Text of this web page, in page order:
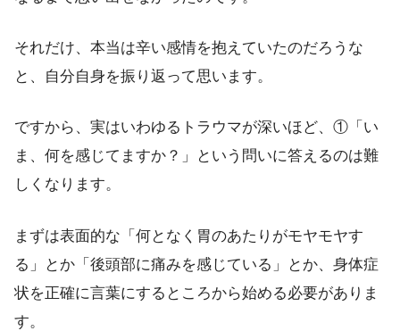
それだけ、本当は辛い感情を抱えていたのだろうな
と、自分自身を振り返って思います。
ですから、実はいわゆるトラウマが深いほど、①「い
ま、何を感じてますか？」という問いに答えるのは難
しくなります。
まずは表面的な「何となく胃のあたりがモヤモヤす
る」とか「後頭部に痛みを感じている」とか、身体症
状を正確に言葉にするところから始める必要がありま
す。